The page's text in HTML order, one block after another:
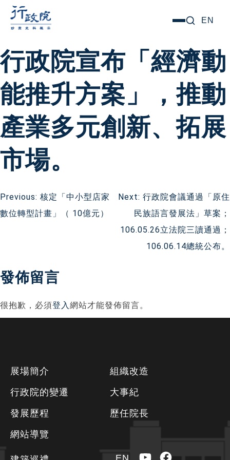
要
內
容
選
EN
行政院宣布「經濟動
能推升方案」，推動
產業多元創新、拓展
市場。
文
覽
Previous: 核定「中小型店家
數位轉型計畫」（ 10億元）
Next: 行政院會議通過「原住
民族語言發展法」草案；
106.05.26立法院三讀通過；
106.06.14總統公布。
發佈留言
很抱歉，必須登入網站才能發佈留言。
展場簡介
行政院的變遷
發展歷程
網站導覽
組織改造
大事紀
歷任院長
EN YouTubeFacebook